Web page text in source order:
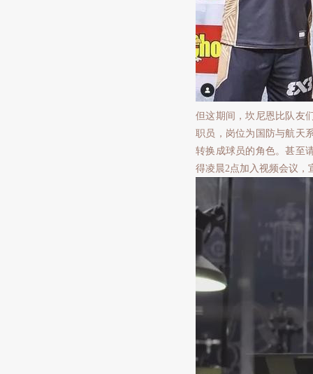
但这期间，坎尼恩比队友
职员，岗位为国防与航天
转换成球员的角色。甚至
得凌晨2点加入视频会议，